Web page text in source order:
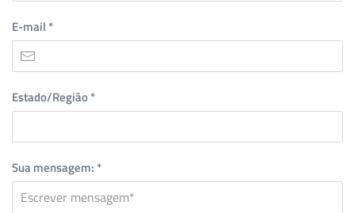
E-mail *
Estado/Região*
Sua mensagem: *